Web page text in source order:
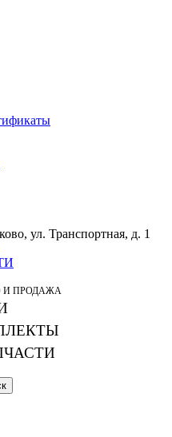
ул. Транспортная, д. 1
И ПРОДАЖА